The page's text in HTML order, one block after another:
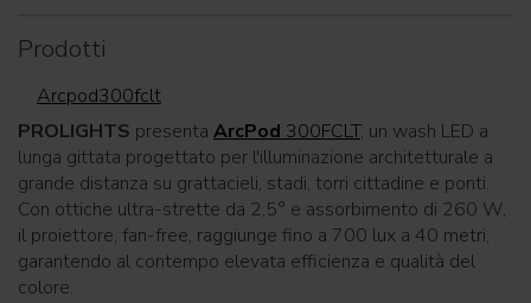
Prodotti
Arcpod300fclt
PROLIGHTS presenta ArcPod 300FCLT, un wash LED a
lunga gittata progettato per l'illuminazione architetturale a
grande distanza su grattacieli, stadi, torri cittadine e ponti.
Con ottiche ultra-strette da 2,5° e assorbimento di 260 W,
il proiettore, fan-free, raggiunge fino a 700 lux a 40 metri,
garantendo al contempo elevata efficienza e qualità del
colore.